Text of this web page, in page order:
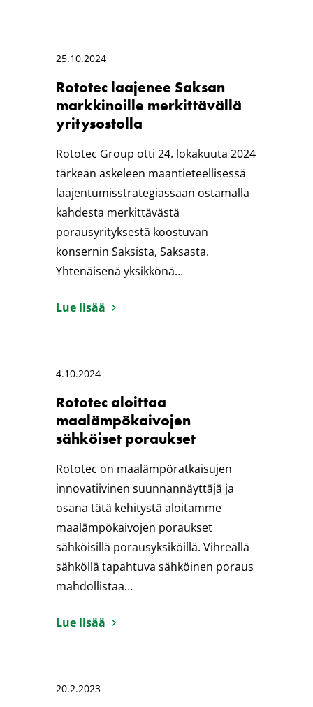
25.10.2024
Rototec laajenee Saksan
markkinoille merkittävällä
yritysostolla
Rototec Group otti 24. lokakuuta 2024
tärkeän askeleen maantieteellisessä
laajentumisstrategiassaan ostamalla
kahdesta merkittävästä
porausyrityksestä koostuvan
konsernin Saksista, Saksasta.
Yhtenäisenä yksikkönä…
Lue lisää
4.10.2024
Rototec aloittaa
maalämpökaivojen
sähköiset poraukset
Rototec on maalämpöratkaisujen
innovatiivinen suunnannäyttäjä ja
osana tätä kehitystä aloitamme
maalämpökaivojen poraukset
sähköisillä porausyksiköillä. Vihreällä
sähköllä tapahtuva sähköinen poraus
mahdollistaa…
Lue lisää
20.2.2023